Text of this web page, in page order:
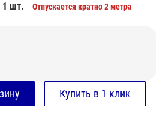
1 шт. Отпускается кратно 2 метра